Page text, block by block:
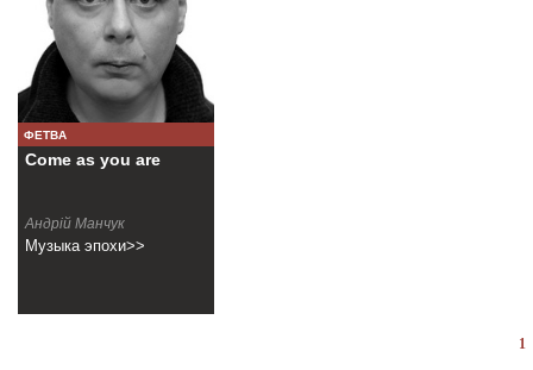
ФЕТВА
Come as you are
Андрій Манчук
Музыка эпохи>>
1